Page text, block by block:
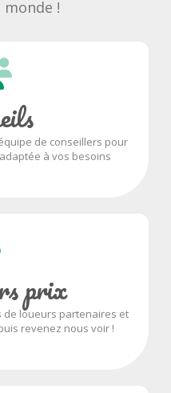
!
de conseillers pour
à vos besoins
prix
de loueurs partenaires et
revenez nous voir !